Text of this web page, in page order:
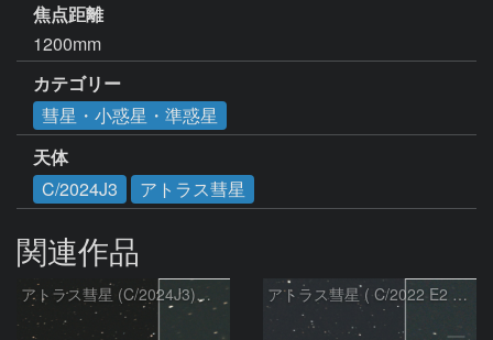
焦点距離
1200mm
カテゴリー
彗星・小惑星・準惑星
天体
C/2024J3
アトラス彗星
関連作品
アトラス彗星 (C/2024J3)：2026/08/05 アトラス彗星 ( C/2022 E2 )：2026/07/27